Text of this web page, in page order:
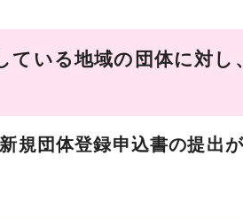
ている地域の団体に対
。
規団体登録申込書の提出
への配付